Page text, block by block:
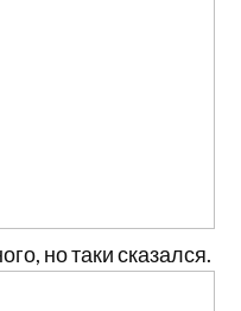
но таки сказался.